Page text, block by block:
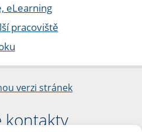
eLearning
pracoviště
verzi stránek
kontakty